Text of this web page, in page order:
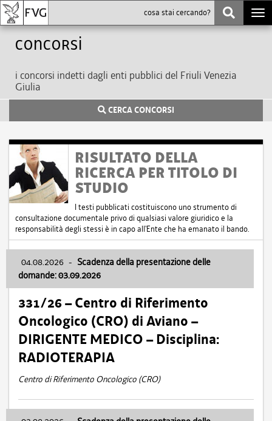
Concorsi
i concorsi indetti dagli enti pubblici del Friuli Venezia
Giulia
CERCA CONCORSI
RISULTATO DELLA
RICERCA PER TITOLO DI
STUDIO
I testi pubblicati costituiscono uno strumento di
consultazione documentale privo di qualsiasi valore giuridico e la
responsabilità degli stessi è in capo all'Ente che ha emanato il bando.
04.08.2026 - Scadenza della presentazione delle
domande: 03.09.2026
331/26 – Centro di Riferimento
Oncologico (CRO) di Aviano –
DIRIGENTE MEDICO – Disciplina:
RADIOTERAPIA
Centro di Riferimento Oncologico (CRO)